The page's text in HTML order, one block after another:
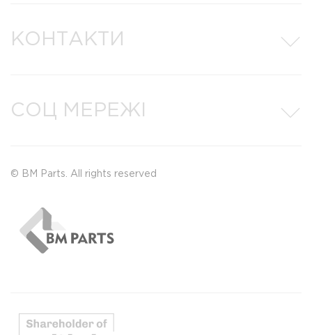
© BM Parts. All rights reserved
КОНТАКТИ
СОЦ МЕРЕЖІ